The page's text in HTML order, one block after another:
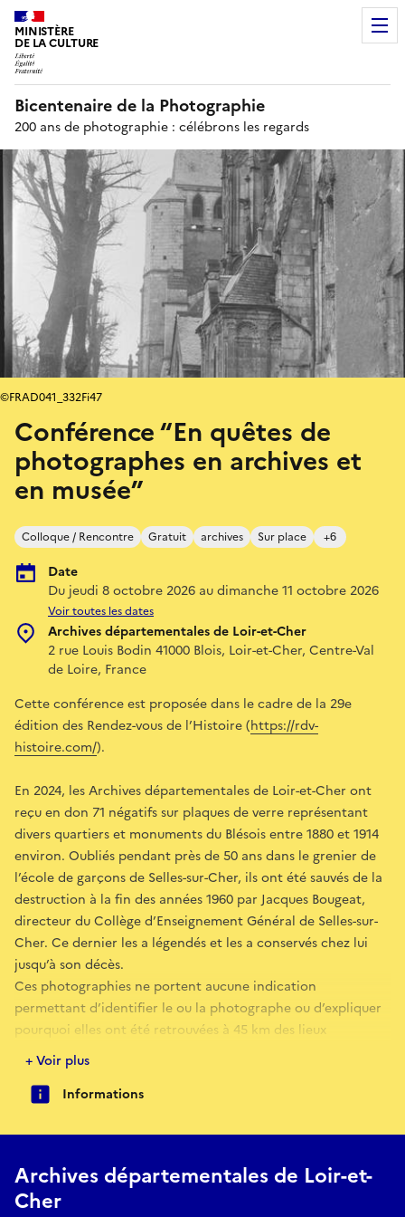
MINISTÈRE
DE LA CULTURE
Bicentenaire de la Photographie
200 ans de photographie : célébrons les regards
Conférence “En quêtes de
photographes en archives et
en musée”
Colloque / Rencontre Gratuit archives Sur place +6
Date
Du jeudi 8 octobre 2026 au dimanche 11 octobre 2026
Voir toutes les dates
Archives départementales de Loir-et-Cher
2 rue Louis Bodin 41000 Blois, Loir-et-Cher, Centre-Val
de Loire, France
©FRAD041_332Fi47
Cette conférence est proposée dans le cadre de la 29e
édition des Rendez-vous de l’Histoire (https://rdv-
histoire.com/).
En 2024, les Archives départementales de Loir-et-Cher ont
reçu en don 71 négatifs sur plaques de verre représentant
divers quartiers et monuments du Blésois entre 1880 et 1914
environ. Oubliés pendant près de 50 ans dans le grenier de
l’école de garçons de Selles-sur-Cher, ils ont été sauvés de la
destruction à la fin des années 1960 par Jacques Bougeat,
directeur du Collège d’Enseignement Général de Selles-sur-
Cher. Ce dernier les a légendés et les a conservés chez lui
jusqu’à son décès.
Ces photographies ne portent aucune indication
permettant d’identifier le ou la photographe ou d’expliquer
pourquoi elles ont été retrouvées à 45 km des lieux
photographiés. Maëlle Szwaicer, archiviste responsable des
fonds iconographiques, s’est donc lancée dans une enquête
pour percer les mystères de leur origine. En examinant les
représentent, des indices apparaissent.
Méditerranée acquiert en vente publique une œuvre de
Jacques Villeglé : Rue de la Fontaine du Roi, 1er mai fête du
+ Voir plus
Informations
Archives départementales de Loir-et-
Cher